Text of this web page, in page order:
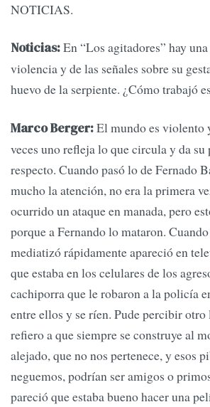
NOTICIAS.
Noticias:En “Los agitadores” hay
violencia y de las señales sobre su
huevo de la serpiente. ¿Cómo trabajó
Marco Berger:El mundo es violento
veces uno refleja lo que circula y da
respecto. Cuando pasó lo de Fernado
mucho la atención, no era la primera
ocurrido un ataque en manada, pero
porque a Fernando lo mataron.
mediatizó rápidamente apareció en
que estaba en los celulares de los
cachiporra que le robaron a la policía
entre ellos y se ríen. Pude percibir otro
refiero a que siempre se construye al
alejado, que no nos pertenece, y esos
neguemos, podrían ser amigos o
pareció que estaba bueno hacer una